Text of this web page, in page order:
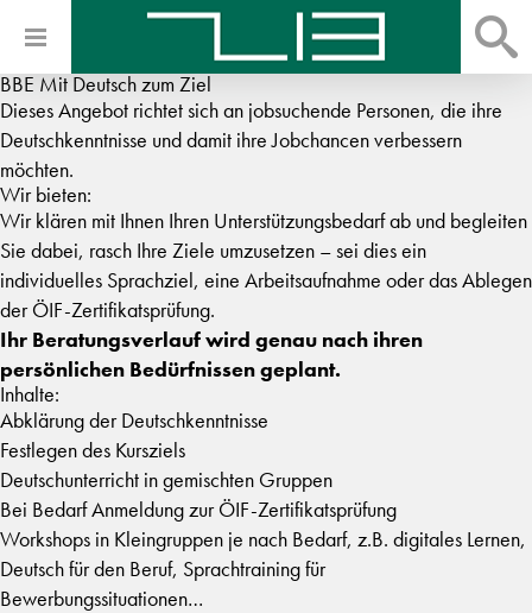
BBE Mit Deutsch zum Ziel
Dieses Angebot richtet sich an jobsuchende Personen, die ihre
Deutsch­kenntnisse und damit ihre Jobchancen verbessern
möchten.
Wir bieten:
Wir klären mit Ihnen Ihren Unterstützungsbedarf ab und begleiten
Sie dabei, rasch Ihre Ziele umzusetzen – sei dies ein
individuelles Sprachziel, eine Arbeitsaufnahme oder das Ablegen
der ÖIF-Zertifikatsprüfung.
Ihr Beratungsverlauf wird genau nach ihren
persönlichen Bedürfnissen geplant.
Inhalte:
Abklärung der Deutschkenntnisse
Festlegen des Kursziels
Deutschunterricht in gemischten Gruppen
Bei Bedarf Anmeldung zur ÖIF-Zertifikatsprüfung
Workshops in Kleingruppen je nach Bedarf, z.B. digitales Lernen,
Deutsch für den Beruf, Sprachtraining für
Bewerbungssituationen…